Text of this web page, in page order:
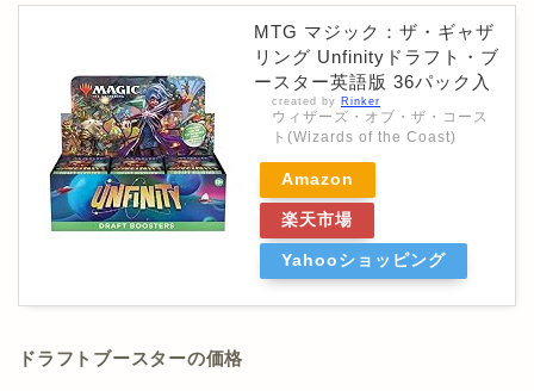
MTG マジック：ザ・ギャザ
リング Unfinityドラフト・ブ
ースター英語版 36パック入
created by Rinker
ウィザーズ・オブ・ザ・コース
ト(Wizards of the Coast)
Amazon
楽天市場
Yahooショッピング
ドラフトブースターの価格